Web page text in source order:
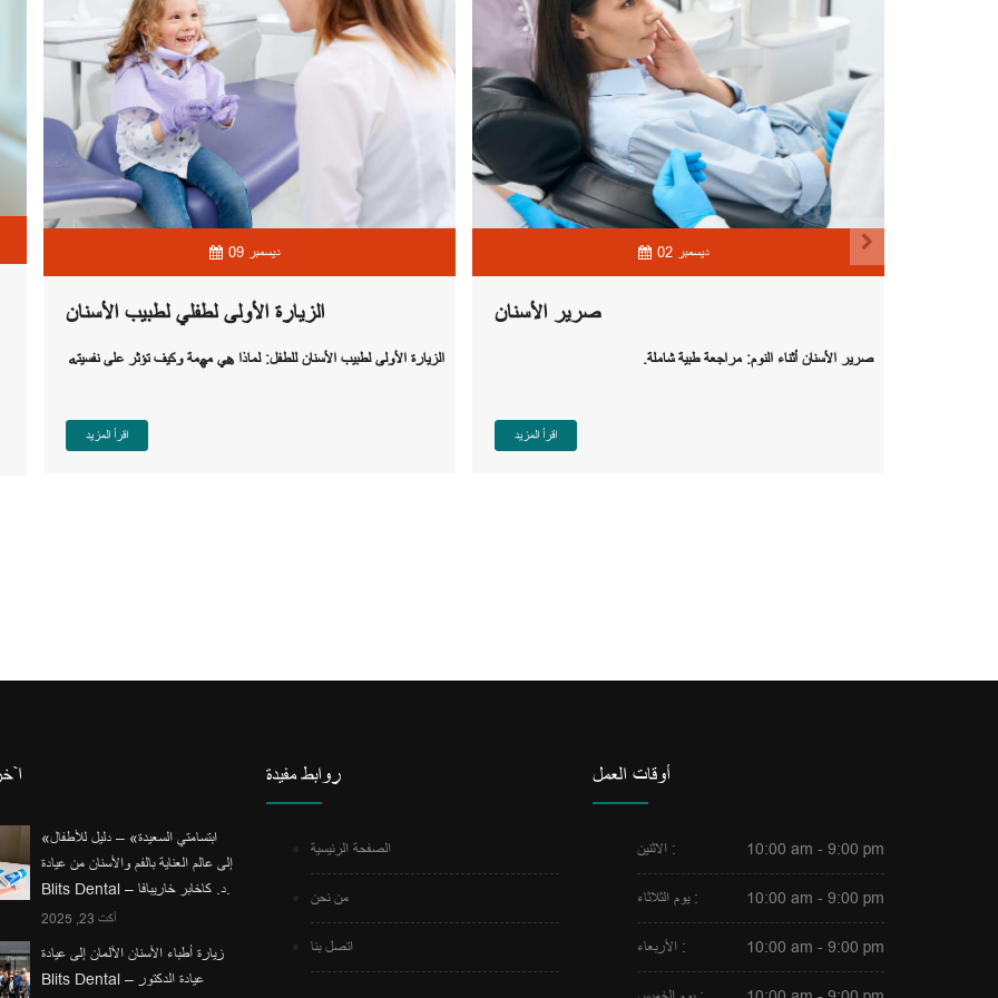
09 ديسمبر
الزيارة الأولى لطفلي لطبيب الأسنان
الزيارة الأولى لطبيب الأسنان للطفل:لماذا هي مهمة وكيف تؤثر على نفسيته
اقرأ المزيد
02 ديسمبر
صرير الأسنان
صرير الأسنان أثناء النوم: مراجعة طبية شاملة.
اقرأ المزيد
«ابتسامتي السعيدة» – دليل للأطفال
إلى عالم العناية بالفم والأسنان من عيادة
Blits Dental – د. كاخابر خاريبافا.
أكت 23, 2025
زيارة أطباء الأسنان الألمان إلى عيادة
Blits Dental – عيادة الدكتور
روابط مفيدة
الصفحة الرئيسية
من نحن
اتصل بنا
أوقات العمل
الاثنين : 10:00 am - 9:00 pm
يوم الثلاثاء : 10:00 am - 9:00 pm
الأربعاء : 10:00 am - 9:00 pm